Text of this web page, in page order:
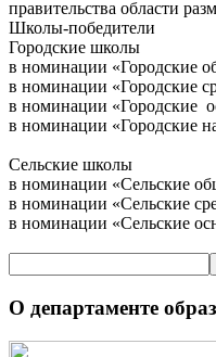
правительства области
Школы-победители
Городские школы
в номинации «Городские
в номинации «Городские
в номинации «Городские
в номинации «Городские
Сельские школы
в номинации «Сельские
в номинации «Сельские
в номинации «Сельские
О департаменте